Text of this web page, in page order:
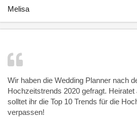
Melisa
Wir haben die Wedding Planner nach
Hochzeitstrends 2020 gefragt. Heiratet
solltet ihr die Top 10 Trends für die
verpassen!